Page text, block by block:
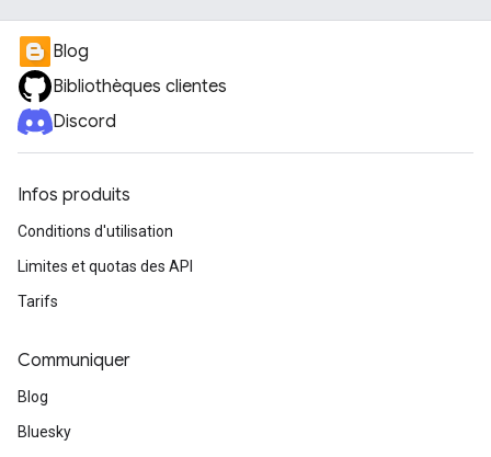
Blog
Bibliothèques clientes
Discord
Infos produits
Conditions d'utilisation
Limites et quotas des API
Tarifs
Communiquer
Blog
Bluesky